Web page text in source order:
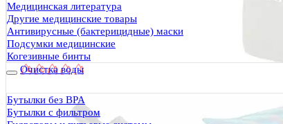
Медицинская литература
Другие медицинские товары
Антивирусные (бактерицидные) маски
Подсумки медицинские
Когезивные бинты
Очистка воды
Бутылки без BPA
Бутылки с фильтром